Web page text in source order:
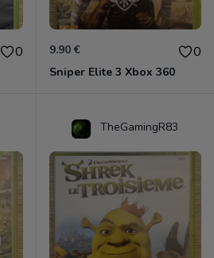
0 9.90 € 0
Sniper Elite 3 Xbox 360
TheGamingR83